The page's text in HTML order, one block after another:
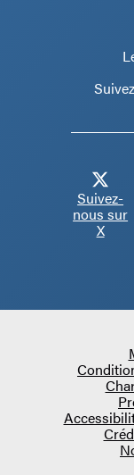
Suivez-
nous sur
X